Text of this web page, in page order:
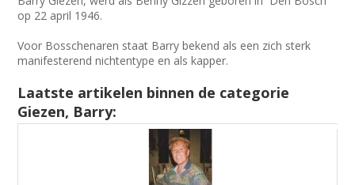
op 22 april 1946.
Voor Bosschenaren staat Barry bekend als een zich sterk
manifesterend nichtentype en als kapper.
Laatste artikelen binnen de categorie
Giezen, Barry: